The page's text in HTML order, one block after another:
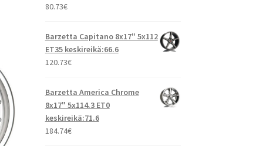
80.73€
Barzetta Capitano 8x17" 5x112
ET35 keskireikä:66.6
120.73€
Barzetta America Chrome
8x17" 5x114.3 ET0
keskireikä:71.6
184.74€